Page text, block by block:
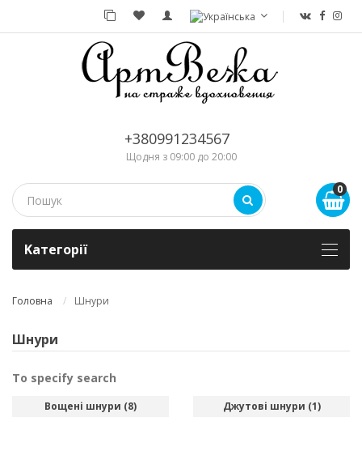
+380991234567
Щодня з 09:00 до 20:00
0
Kатегорії
Головна Шнури
Шнури
To specify search
Вощені шнури (8) Джутові шнури (1)